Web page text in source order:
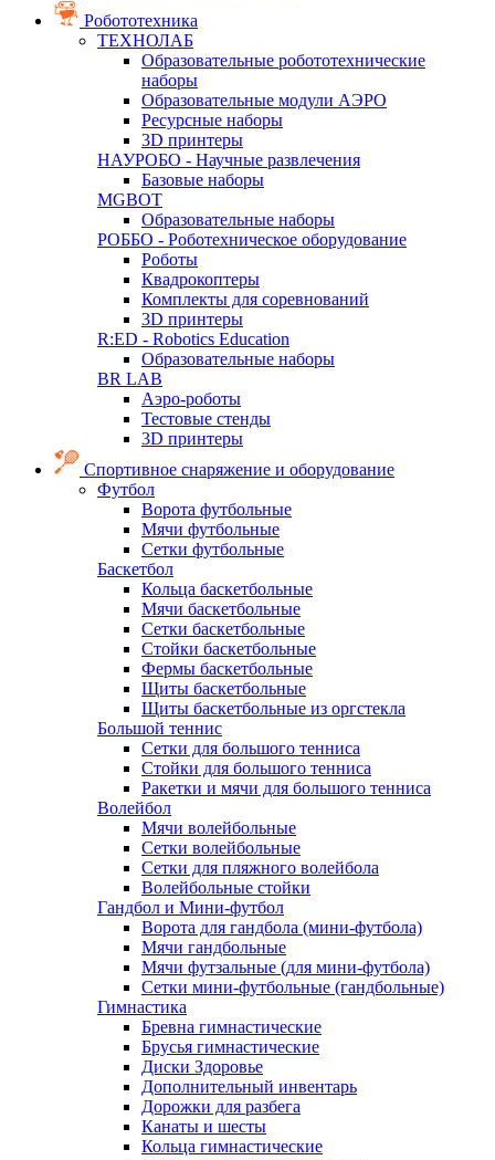
Робототехника
ТЕХНОЛАБ
Образовательные робототехнические
наборы
Образовательные модули АЭРО
Ресурсные наборы
3D принтеры
НАУРОБО - Научные развлечения
Базовые наборы
MGBOT
Образовательные наборы
РОББО - Роботехническое оборудование
Роботы
Квадрокоптеры
Комплекты для соревнований
3D принтеры
R:ED - Robotics Education
Образовательные наборы
BR LAB
Аэро-роботы
Тестовые стенды
3D принтеры
Спортивное снаряжение и оборудование
Футбол
Ворота футбольные
Мячи футбольные
Сетки футбольные
Баскетбол
Кольца баскетбольные
Мячи баскетбольные
Сетки баскетбольные
Стойки баскетбольные
Фермы баскетбольные
Щиты баскетбольные
Щиты баскетбольные из оргстекла
Большой теннис
Сетки для большого тенниса
Стойки для большого тенниса
Ракетки и мячи для большого тенниса
Волейбол
Мячи волейбольные
Сетки волейбольные
Сетки для пляжного волейбола
Волейбольные стойки
Гандбол и Мини-футбол
Ворота для гандбола (мини-футбола)
Мячи гандбольные
Мячи футзальные (для мини-футбола)
Сетки мини-футбольные (гандбольные)
Гимнастика
Бревна гимнастические
Брусья гимнастические
Диски Здоровье
Дополнительный инвентарь
Дорожки для разбега
Канаты и шесты
Кольца гимнастические